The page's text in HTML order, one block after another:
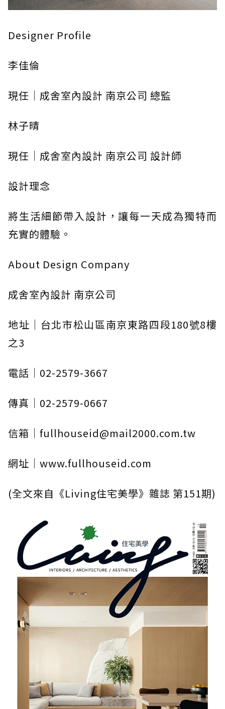
Designer Profile
李佳倫
現任｜成舍室內設計 南京公司 總監
林子晴
現任｜成舍室內設計 南京公司 設計師
設計理念
將生活細節帶入設計，讓每一天成為獨特而
充實的體驗。
About Design Company
成舍室內設計 南京公司
地址｜台北市松山區南京東路四段180號8樓
之3
電話｜02-2579-3667
傳真｜02-2579-0667
信箱｜fullhouseid@mail2000.com.tw
網址｜www.fullhouseid.com
(全文來自《Living住宅美學》雜誌 第151期)